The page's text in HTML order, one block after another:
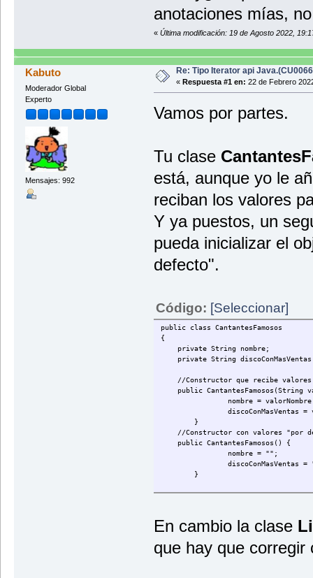
String entrada2 =
Iterator <String>
System.out.println("¿Quiere
entrada1 =
System.out.println ("Ingrese
entrada1 =
System.out.println ("Ingrese
entrada2 =
}else {entrada1 = "No";} //
System.out.println ("Ha
}
anotaciones mías,
« Última modificación: 19 de Agosto 2022,
Kabuto
Moderador Global
Experto
Mensajes: 992
Re: Tipo Iterator api
« Respuesta #1 en: 22 de Febrero
Vamos por partes.
Tu clase
está, aunque yo le
reciban los valores
Y ya puestos, un
pueda inicializar el
defecto".
Código: [Seleccionar]
public class CantantesFamosos
{
private String nombre;
private String
//Constructor que recibe valores
public CantantesFamosos(String
nombre =
discoConMasVentas =
}
//Constructor con valores "por
public CantantesFamosos() {
nombre = "";
discoConMasVentas
}
public void setNombre
discoConMasVentas =
}
En cambio la clase
que hay que corregir